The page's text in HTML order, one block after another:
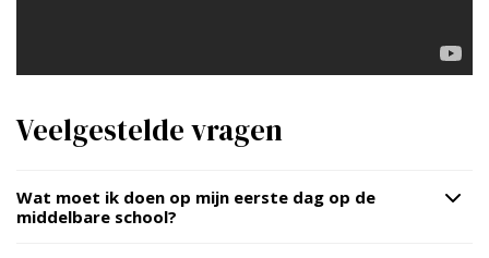
Veelgestelde vragen
Wat moet ik doen op mijn eerste dag op de
middelbare school?